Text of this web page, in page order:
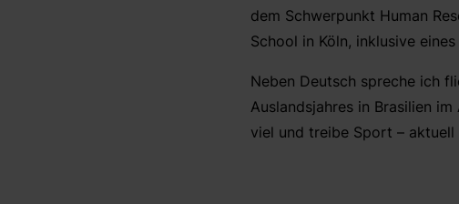
dem Schwerpunkt Human
School in Köln, inklusive
Neben Deutsch spreche ich
Auslandsjahres in Brasilien
viel und treibe Sport –